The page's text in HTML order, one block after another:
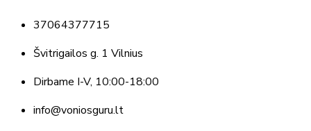
37064377715
Švitrigailos g. 1 Vilnius
Dirbame I-V, 10:00-18:00
info@voniosguru.lt